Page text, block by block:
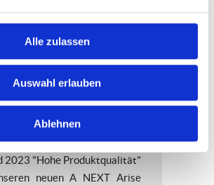
Alle zulassen
Auswahl erlauben
Ablehnen
wurde
stolz auf den Interzum
2023 "Hohe Produktqualität"
neuen A NEXT Arise